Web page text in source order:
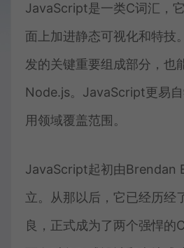
JavaScript是一类C词汇，
面上加进静态可视化和特技
发的关键重要组成部分，也
Node.js。JavaScript更易
用领域覆盖范围。
JavaScript起初由Brendan
立。从那以后，它已经历经
良，正式成为了两个强悍的